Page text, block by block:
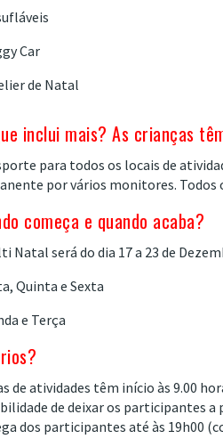
Car
de Natal
inclui mais? As crianças
para todos os locais de
por vários monitores. Todos
começa e quando acaba?
Natal será do dia 17 a 23 de
Quinta e Sexta
e Terça
de atividades têm início às 9.00
de deixar os participantes a
dos participantes até às 19h00